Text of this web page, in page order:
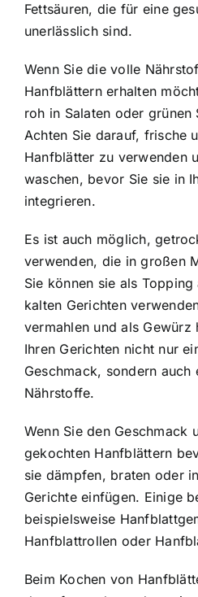
Fettsäuren, die für eine
unerlässlich sind.
Wenn Sie die volle
Hanfblättern erhalten
roh in Salaten oder grünen
Achten Sie darauf, frische
Hanfblätter zu verwenden
waschen, bevor Sie sie in
integrieren.
Es ist auch möglich,
verwenden, die in großen
Sie können sie als
kalten Gerichten
vermahlen und als
Ihren Gerichten nicht nur
Geschmack, sondern
Nährstoffe.
Wenn Sie den Geschmack
gekochten Hanfblättern
sie dämpfen, braten oder
Gerichte einfügen. Einige
beispielsweise
Hanfblattrollen oder
Beim Kochen von